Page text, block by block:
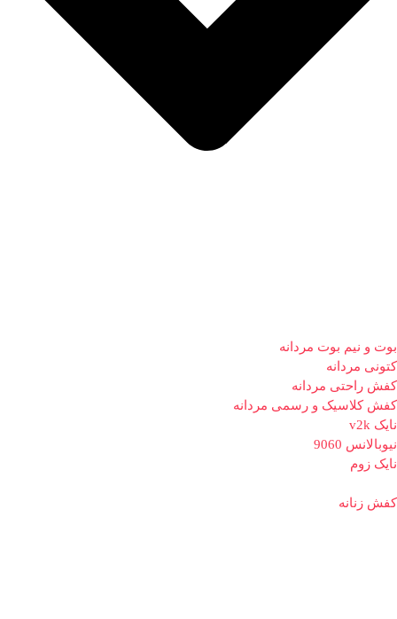
بوت و نیم بوت مردانه
کتونی مردانه
کفش راحتی مردانه
کفش کلاسیک و رسمی مردانه
نایک v2k
نیوبالانس 9060
نایک زوم
کفش زنانه